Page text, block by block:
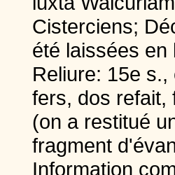
Cisterciens;
été laissées en
Reliure: 15e
fers, dos refait,
(on a restitué
fragment
Information